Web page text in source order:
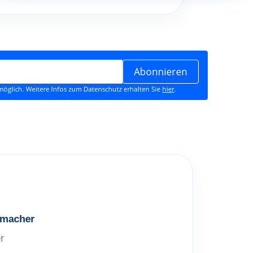
Abonnieren
Weitere Infos zum Datenschutz erhalten Sie hier.